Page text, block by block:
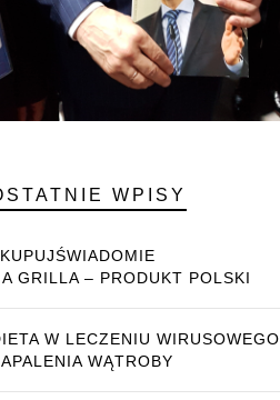
WPISY
GRILLA – PRODUKT POLSKI
W LECZENIU WIRUSOWEGO
WĄTROBY